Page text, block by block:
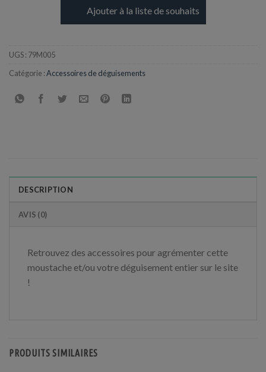
Ajouter à la liste de souhaits
UGS : 79M005
Catégorie :Accessoires de déguisements
DESCRIPTION
AVIS (0)
Retrouvez des accessoires pour agrémenter cette
moustache et/ou votre déguisement entier sur le site
!
PRODUITS SIMILAIRES